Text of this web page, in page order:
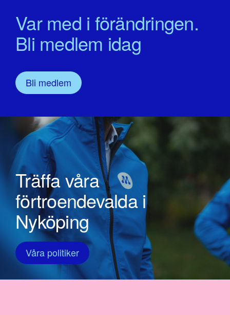
Var med i förändringen.
Bli medlem idag
Bli medlem
Träffa våra
förtroendevalda i
Nyköping
Våra politiker